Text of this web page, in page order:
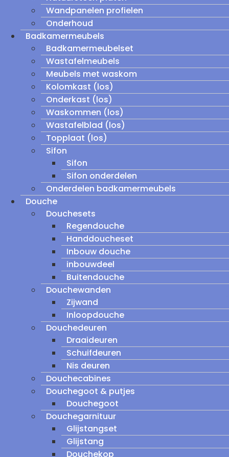
Wandpanelen profielen
Onderhoud
Badkamermeubels
Badkamermeubelset
Wastafelmeubels
Meubels met waskom
Kolomkast (los)
Onderkast (los)
Waskommen (los)
Wastafelblad (los)
Topplaat (los)
Sifon
Sifon
Sifon onderdelen
Onderdelen badkamermeubels
Douche
Douchesets
Regendouche
Handdoucheset
Inbouw douche
inbouwdeel
Buitendouche
Douchewanden
Zijwand
Inloopdouche
Douchedeuren
Draaideuren
Schuifdeuren
Nis deuren
Douchecabines
Douchegoot & putjes
Douchegoot
Douchegarnituur
Glijstangset
Glijstang
Douchekop